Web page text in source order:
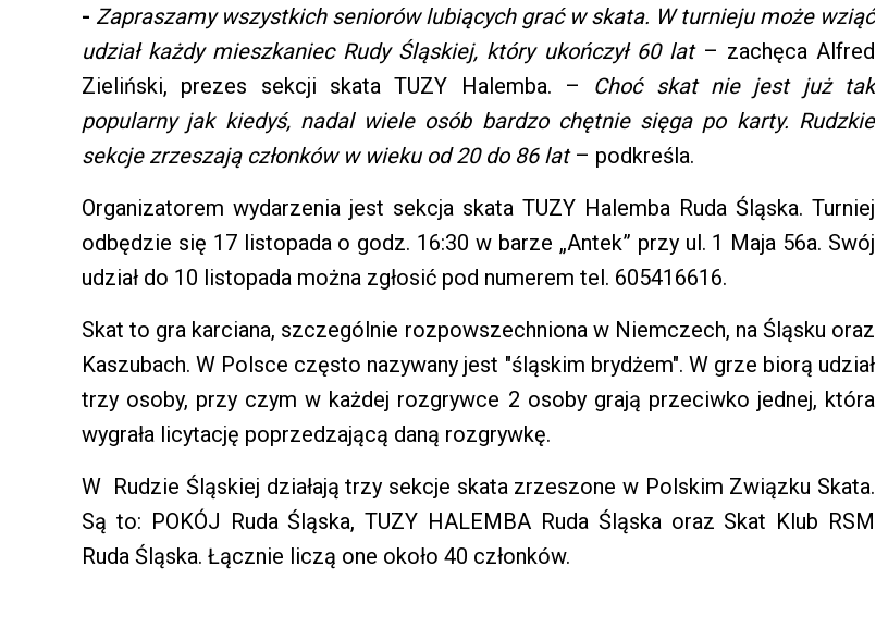
- Zapraszamy wszystkich seniorów lubiących grać w skata. W turnieju może wziąć
udział każdy mieszkaniec Rudy Śląskiej, który ukończył 60 lat – zachęca Alfred
Zieliński, prezes sekcji skata TUZY Halemba. – Choć skat nie jest już tak
popularny jak kiedyś, nadal wiele osób bardzo chętnie sięga po karty. Rudzkie
sekcje zrzeszają członków w wieku od 20 do 86 lat – podkreśla.
Organizatorem wydarzenia jest sekcja skata TUZY Halemba Ruda Śląska. Turniej
odbędzie się 17 listopada o godz. 16:30 w barze „Antek” przy ul. 1 Maja 56a. Swój
udział do 10 listopada można zgłosić pod numerem tel. 605416616.
Skat to gra karciana, szczególnie rozpowszechniona w Niemczech, na Śląsku oraz
Kaszubach. W Polsce często nazywany jest "śląskim brydżem". W grze biorą udział
trzy osoby, przy czym w każdej rozgrywce 2 osoby grają przeciwko jednej, która
wygrała licytację poprzedzającą daną rozgrywkę.
W Rudzie Śląskiej działają trzy sekcje skata zrzeszone w Polskim Związku Skata.
Są to: POKÓJ Ruda Śląska, TUZY HALEMBA Ruda Śląska oraz Skat Klub RSM
Ruda Śląska. Łącznie liczą one około 40 członków.